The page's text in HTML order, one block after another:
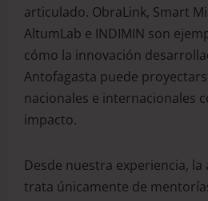
articulado. ObraLink, Smart
AltumLab e INDIMIN son
cómo la innovación
Antofagasta puede
nacionales e internacionales
impacto.
Desde nuestra experiencia, la
trata únicamente de